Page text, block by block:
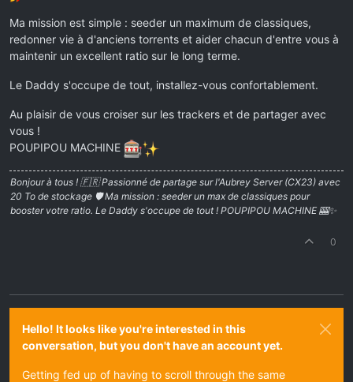
Ma mission est simple : seeder un maximum de classiques,
redonner vie à d'anciens torrents et aider chacun d'entre vous à
maintenir un excellent ratio sur le long terme.
Le Daddy s'occupe de tout, installez-vous confortablement.
Au plaisir de vous croiser sur les trackers et de partager avec
vous !
POUPIPOU MACHINE
Bonjour à tous ! 🇫🇷 Passionné de partage sur l'Aubrey Server (CX23) avec
20 To de stockage 🛡️ Ma mission : seeder un max de classiques pour
booster votre ratio. Le Daddy s'occupe de tout ! POUPIPOU MACHINE 🎰✨
0
Hello! It looks like you're interested in this
conversation, but you don't have an account yet.
Getting fed up of having to scroll through the same